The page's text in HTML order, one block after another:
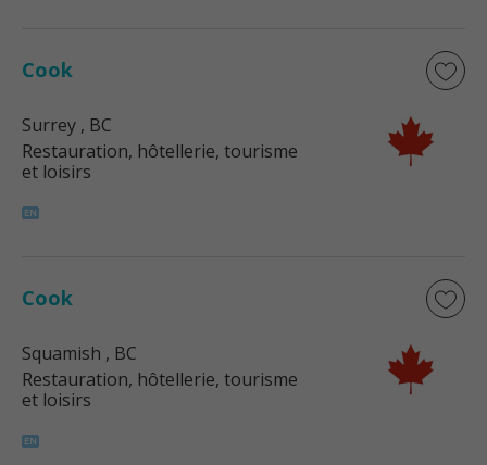
Cook
Surrey , BC
Restauration, hôtellerie, tourisme
et loisirs
Cook
Squamish , BC
Restauration, hôtellerie, tourisme
et loisirs